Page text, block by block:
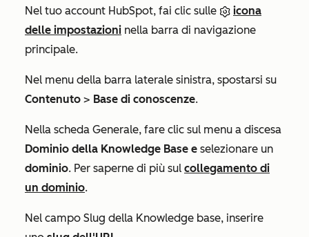
Nel tuo account HubSpot, fai clic sulle
icona
delle impostazioni nella barra di navigazione
principale.
Nel menu della barra laterale sinistra, spostarsi su
Contenuto > Base di conoscenze.
Nella scheda Generale, fare clic sul menu a discesa
Dominio della Knowledge Base e selezionare un
dominio. Per saperne di più sul collegamento di
un dominio.
Nel campo Slug della Knowledge base, inserire